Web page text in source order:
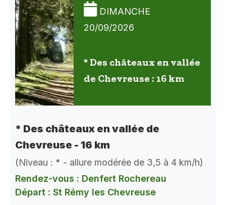
DIMANCHE
20/09/2026
* Des châteaux en vallée
de Chevreuse : 16 km
* Des châteaux en vallée de
Chevreuse - 16 km
(Niveau : * - allure modérée de 3,5 à 4 km/h)
Rendez-vous : Denfert Rochereau
Départ : St Rémy les Chevreuse